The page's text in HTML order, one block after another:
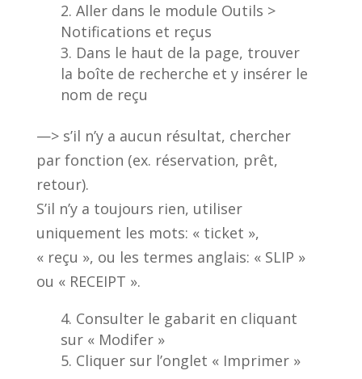
Aller dans le module Outils >
Notifications et reçus
Dans le haut de la page, trouver
la boîte de recherche et y insérer le
nom de reçu
—> s’il n’y a aucun résultat, chercher
par fonction (ex. réservation, prêt,
retour).
S’il n’y a toujours rien, utiliser
uniquement les mots: « ticket »,
« reçu », ou les termes anglais: « SLIP »
ou « RECEIPT ».
Consulter le gabarit en cliquant
sur « Modifer »
Cliquer sur l’onglet « Imprimer »